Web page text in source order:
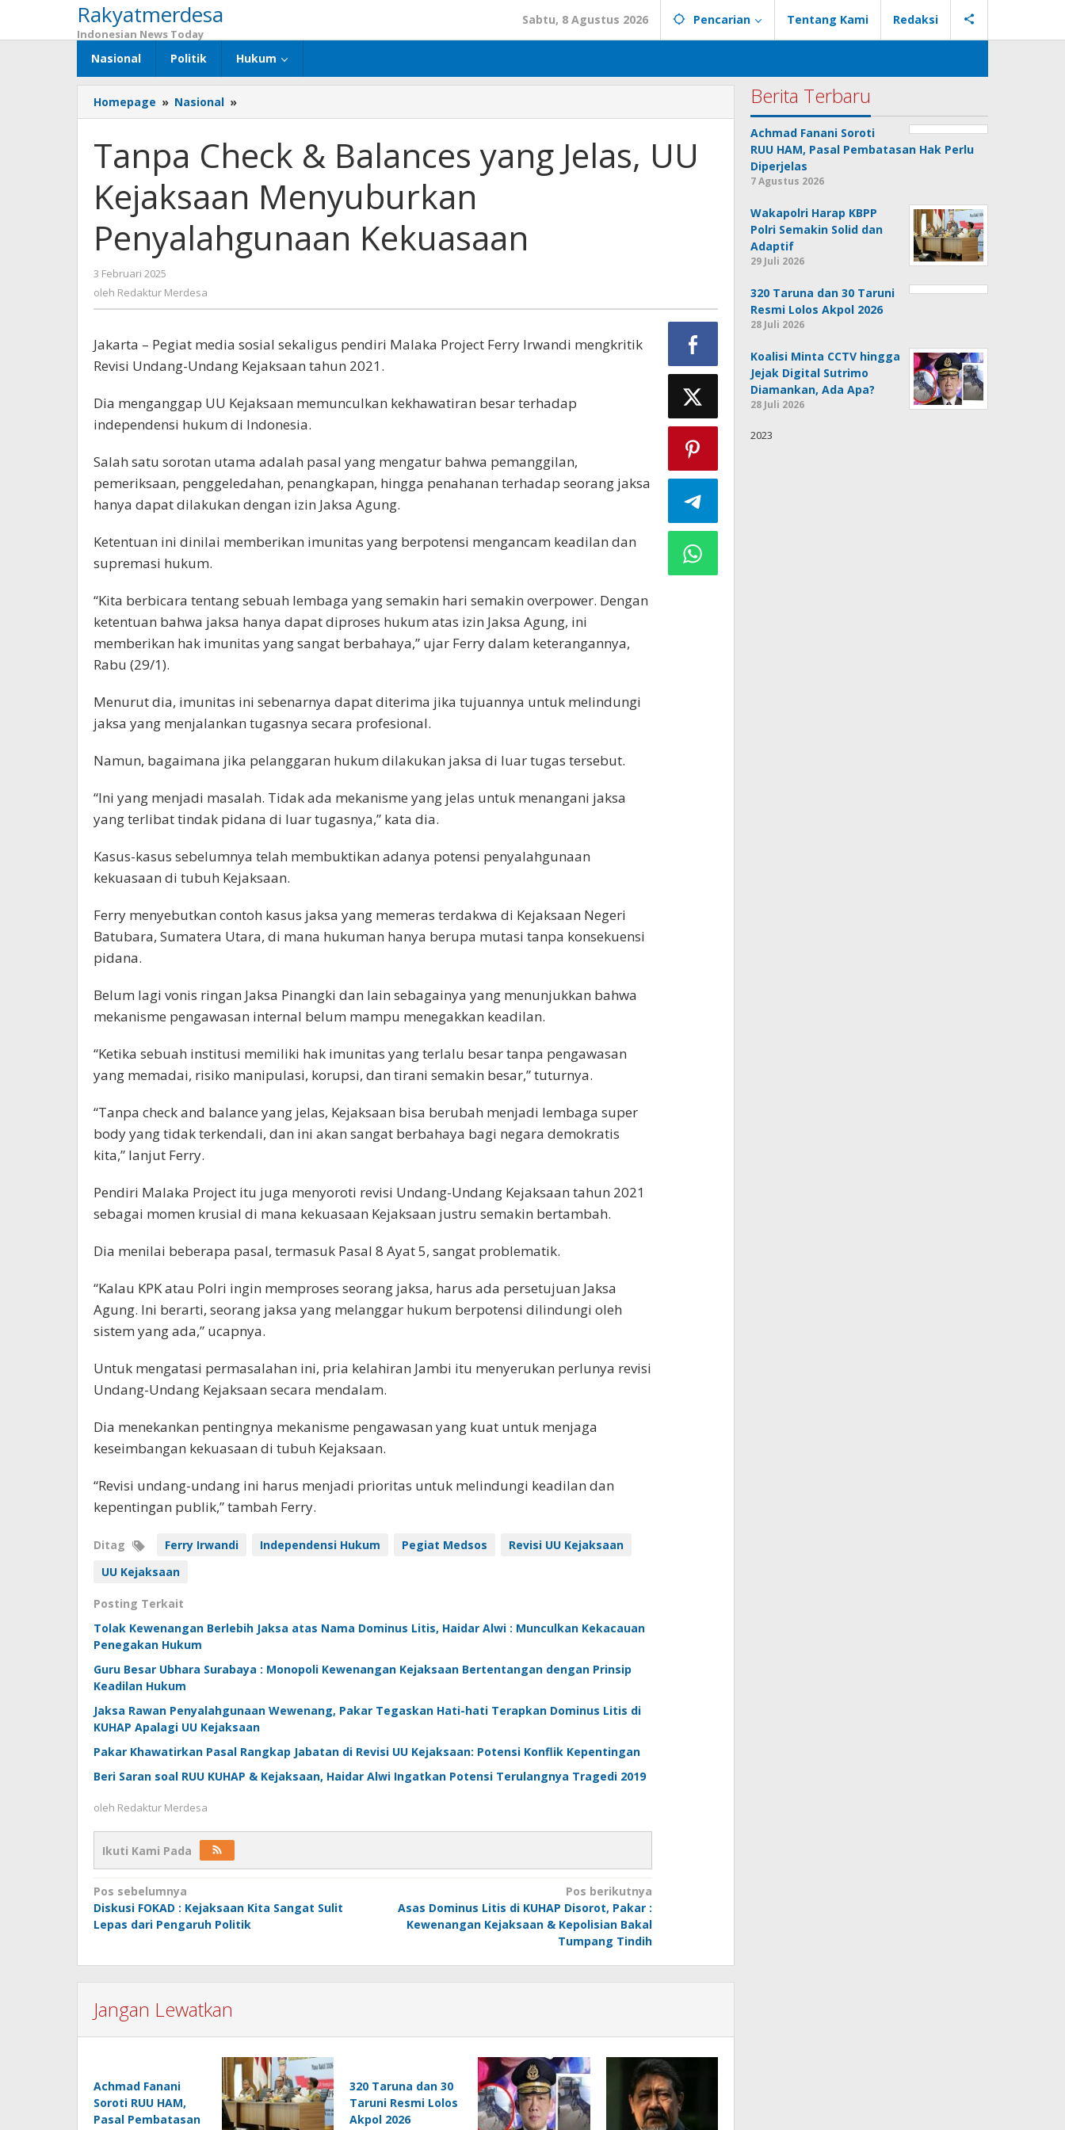
konten
Rakyatmerdesa
Indonesian News Today
Sabtu, 8 Agustus 2026 Pencarian Tentang Kami Redaksi
Nasional Politik Hukum
Homepage » Nasional »
Check
Balances
yang
Jelas,
UU
Menyuburkan
Penyalahgunaan
Tanpa Check & Balances yang Jelas, UU
Kejaksaan Menyuburkan
Penyalahgunaan Kekuasaan
3 Februari 2025
Redaktur
oleh Redaktur Merdesa
Jakarta – Pegiat media sosial sekaligus pendiri Malaka Project Ferry Irwandi mengkritik
Revisi Undang-Undang Kejaksaan tahun 2021.
Dia menganggap UU Kejaksaan memunculkan kekhawatiran besar terhadap
independensi hukum di Indonesia.
Salah satu sorotan utama adalah pasal yang mengatur bahwa pemanggilan,
pemeriksaan, penggeledahan, penangkapan, hingga penahanan terhadap seorang jaksa
hanya dapat dilakukan dengan izin Jaksa Agung.
Ketentuan ini dinilai memberikan imunitas yang berpotensi mengancam keadilan dan
supremasi hukum.
“Kita berbicara tentang sebuah lembaga yang semakin hari semakin overpower. Dengan
ketentuan bahwa jaksa hanya dapat diproses hukum atas izin Jaksa Agung, ini
memberikan hak imunitas yang sangat berbahaya,” ujar Ferry dalam keterangannya,
Rabu (29/1).
Menurut dia, imunitas ini sebenarnya dapat diterima jika tujuannya untuk melindungi
jaksa yang menjalankan tugasnya secara profesional.
Namun, bagaimana jika pelanggaran hukum dilakukan jaksa di luar tugas tersebut.
“Ini yang menjadi masalah. Tidak ada mekanisme yang jelas untuk menangani jaksa
yang terlibat tindak pidana di luar tugasnya,” kata dia.
Kasus-kasus sebelumnya telah membuktikan adanya potensi penyalahgunaan
kekuasaan di tubuh Kejaksaan.
Ferry menyebutkan contoh kasus jaksa yang memeras terdakwa di Kejaksaan Negeri
Batubara, Sumatera Utara, di mana hukuman hanya berupa mutasi tanpa konsekuensi
pidana.
Belum lagi vonis ringan Jaksa Pinangki dan lain sebagainya yang menunjukkan bahwa
mekanisme pengawasan internal belum mampu menegakkan keadilan.
“Ketika sebuah institusi memiliki hak imunitas yang terlalu besar tanpa pengawasan
yang memadai, risiko manipulasi, korupsi, dan tirani semakin besar,” tuturnya.
“Tanpa check and balance yang jelas, Kejaksaan bisa berubah menjadi lembaga super
body yang tidak terkendali, dan ini akan sangat berbahaya bagi negara demokratis
kita,” lanjut Ferry.
Pendiri Malaka Project itu juga menyoroti revisi Undang-Undang Kejaksaan tahun 2021
sebagai momen krusial di mana kekuasaan Kejaksaan justru semakin bertambah.
Dia menilai beberapa pasal, termasuk Pasal 8 Ayat 5, sangat problematik.
“Kalau KPK atau Polri ingin memproses seorang jaksa, harus ada persetujuan Jaksa
Agung. Ini berarti, seorang jaksa yang melanggar hukum berpotensi dilindungi oleh
sistem yang ada,” ucapnya.
Untuk mengatasi permasalahan ini, pria kelahiran Jambi itu menyerukan perlunya revisi
Undang-Undang Kejaksaan secara mendalam.
Dia menekankan pentingnya mekanisme pengawasan yang kuat untuk menjaga
keseimbangan kekuasaan di tubuh Kejaksaan.
“Revisi undang-undang ini harus menjadi prioritas untuk melindungi keadilan dan
kepentingan publik,” tambah Ferry.
Ditag Ferry Irwandi Independensi Hukum Pegiat Medsos
Revisi UU Kejaksaan
UU Kejaksaan
Posting Terkait
Tolak Kewenangan Berlebih Jaksa atas Nama Dominus Litis, Haidar Alwi : Munculkan Kekacauan
Penegakan Hukum
Guru Besar Ubhara Surabaya : Monopoli Kewenangan Kejaksaan Bertentangan dengan Prinsip
Keadilan Hukum
Jaksa Rawan Penyalahgunaan Wewenang, Pakar Tegaskan Hati-hati Terapkan Dominus Litis di
KUHAP Apalagi UU Kejaksaan
Pakar Khawatirkan Pasal Rangkap Jabatan di Revisi UU Kejaksaan: Potensi Konflik Kepentingan
Beri Saran soal RUU KUHAP & Kejaksaan, Haidar Alwi Ingatkan Potensi Terulangnya Tragedi 2019
oleh Redaktur Merdesa
Ikuti Kami Pada
Navigasi
pos
Pos sebelumnya
Diskusi FOKAD : Kejaksaan Kita Sangat Sulit
Lepas dari Pengaruh Politik
Pos berikutnya
Asas Dominus Litis di KUHAP Disorot, Pakar :
Kewenangan Kejaksaan & Kepolisian Bakal
Tumpang Tindih
Jangan Lewatkan
Achmad Fanani
Soroti RUU HAM,
Pasal Pembatasan
320 Taruna dan 30
Taruni Resmi Lolos
Akpol 2026
Berita Terbaru
Achmad Fanani Soroti
RUU HAM, Pasal Pembatasan Hak Perlu
Diperjelas
7 Agustus 2026
Wakapolri Harap KBPP
Polri Semakin Solid dan
Adaptif
29 Juli 2026
320 Taruna dan 30 Taruni
Resmi Lolos Akpol 2026
28 Juli 2026
Koalisi Minta CCTV hingga
Jejak Digital Sutrimo
Diamankan, Ada Apa?
28 Juli 2026
2023